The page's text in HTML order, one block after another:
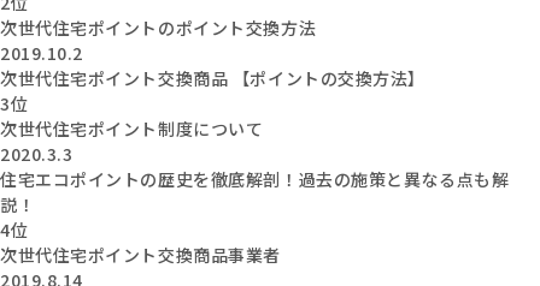
次世代住宅ポイントのポイント交換方法
2019.10.2
次世代住宅ポイント交換商品 【ポイントの交換方法】
3位
次世代住宅ポイント制度について
2020.3.3
住宅エコポイントの歴史を徹底解剖！過去の施策と異なる点も解
説！
4位
次世代住宅ポイント交換商品事業者
2019.8.14